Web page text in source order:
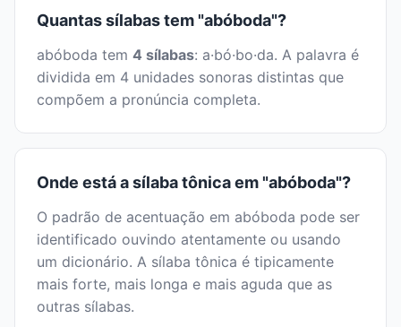
Quantas sílabas tem "abóboda"?
abóboda tem 4 sílabas: a·bó·bo·da. A palavra é
dividida em 4 unidades sonoras distintas que
compõem a pronúncia completa.
Onde está a sílaba tônica em "abóboda"?
O padrão de acentuação em abóboda pode ser
identificado ouvindo atentamente ou usando
um dicionário. A sílaba tônica é tipicamente
mais forte, mais longa e mais aguda que as
outras sílabas.